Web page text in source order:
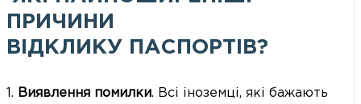
ПРИЧИНИ
ВІДКЛИКУ ПАСПОРТІВ?
1. Виявлення помилки. Всі іноземці, які бажають